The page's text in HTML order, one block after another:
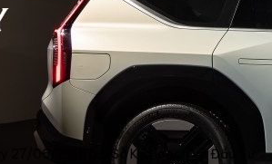
06/2018 bởi Sở Kế Hoạch và Đầu Tư